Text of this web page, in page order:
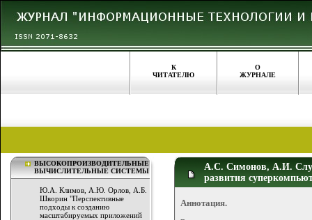
К
ЧИТАТЕЛЮ
О
ЖУРНАЛЕ
ВЫСОКОПРОИЗВОДИТЕЛЬНЫЕ
ВЫЧИСЛИТЕЛЬНЫЕ СИСТЕМЫ
Ю.А. Климов, А.Ю. Орлов, А.Б.
Шворин "Перспективные
подходы к созданию
масштабируемых приложений
А.С. Симонов, А.И.
развития
Аннотация.